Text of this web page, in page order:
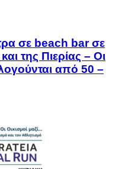
σε beach bar σε
της Πιερίας – Οι
από 50 –